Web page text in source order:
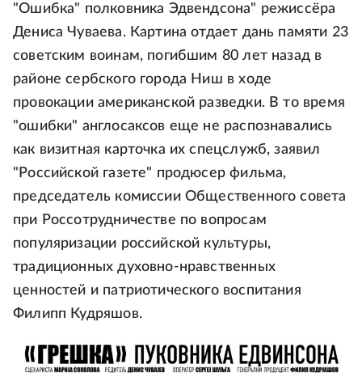
"Ошибка" полковника Эдвендсона" режиссёра
Дениса Чуваева. Картина отдает дань памяти 23
советским воинам, погибшим 80 лет назад в
районе сербского города Ниш в ходе
провокации американской разведки. В то время
"ошибки" англосаксов еще не распознавались
как визитная карточка их спецслужб, заявил
"Российской газете" продюсер фильма,
председатель комиссии Общественного совета
при Россотрудничестве по вопросам
популяризации российской культуры,
традиционных духовно-нравственных
ценностей и патриотического воспитания
Филипп Кудряшов.